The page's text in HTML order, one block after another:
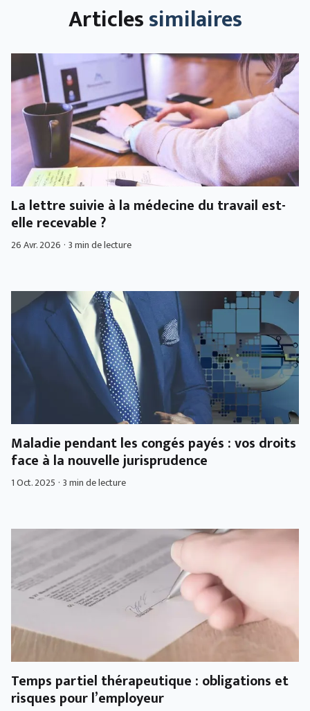
Articlessimilaires
La lettre suivie à la médecine du travail est-
elle recevable ?
26 Avr. 2026 · 3 min de lecture
Maladie pendant les congés payés : vos droits
face à la nouvelle jurisprudence
1 Oct. 2025 · 3 min de lecture
Temps partiel thérapeutique : obligations et
risques pour l’employeur